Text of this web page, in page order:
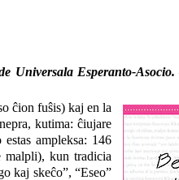
Universala Esperanto-Asocio.
ĉion fuŝis) kaj en la
kutima: ĉiujare
ampleksa: 146
kun tradicia
kaj skeĉo”, “Eseo”